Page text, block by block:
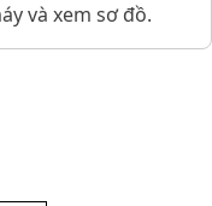
và xem sơ đồ.